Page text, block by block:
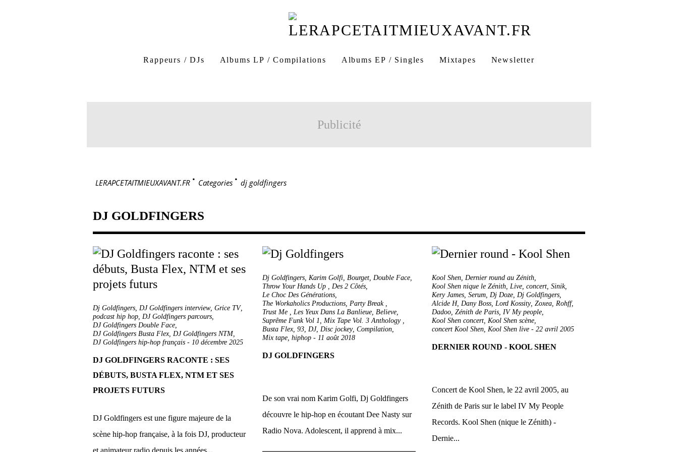
Rappeurs / DJs Albums LP / Compilations Albums EP / Singles Mixtapes Newsletter
Publicité
LERAPCETAITMIEUXAVANT.FR > Categories > dj goldfingers
DJ GOLDFINGERS
Dj Goldfingers, DJ Goldfingers interview, Grice TV,
podcast hip hop, DJ Goldfingers parcours,
DJ Goldfingers Double Face,
DJ Goldfingers Busta Flex, DJ Goldfingers NTM,
DJ Goldfingers hip-hop français - 10 décembre 2025
DJ GOLDFINGERS RACONTE : SES
DÉBUTS, BUSTA FLEX, NTM ET SES
PROJETS FUTURS
DJ Goldfingers est une figure majeure de la
scène hip-hop française, à la fois DJ, producteur
et animateur radio depuis les années...
Dj Goldfingers, Karim Golfi, Bourget, Double Face,
Throw Your Hands Up ‎ , Des 2 Côtés,
Le Choc Des Générations,
The Workaholics Productions, Party Break ‎ ,
Trust Me ‎ , Les Yeux Dans La Banlieue, Believe,
Suprême Funk Vol 1, Mix Tape Vol. 3 Anthology ‎ ,
Busta Flex, 93, DJ, Disc jockey, Compilation,
Mix tape, hiphop - 11 août 2018
DJ GOLDFINGERS
De son vrai nom Karim Golfi, Dj Goldfingers
découvre le hip-hop en écoutant Dee Nasty sur
Radio Nova. Adolescent, il apprend à mix...
Kool Shen, Dernier round au Zénith,
Kool Shen nique le Zénith, Live, concert, Sinik,
Kery James, Serum, Dj Doze, Dj Goldfingers,
Alcide H, Dany Boss, Lord Kossity, Zoxea, Rohff,
Dadoo, Zénith de Paris, IV My people,
Kool Shen concert, Kool Shen scène,
concert Kool Shen, Kool Shen live - 22 avril 2005
DERNIER ROUND - KOOL SHEN
Concert de Kool Shen, le 22 avril 2005, au
Zénith de Paris sur le label IV My People
Records. Kool Shen (nique le Zénith) -
Dernie...